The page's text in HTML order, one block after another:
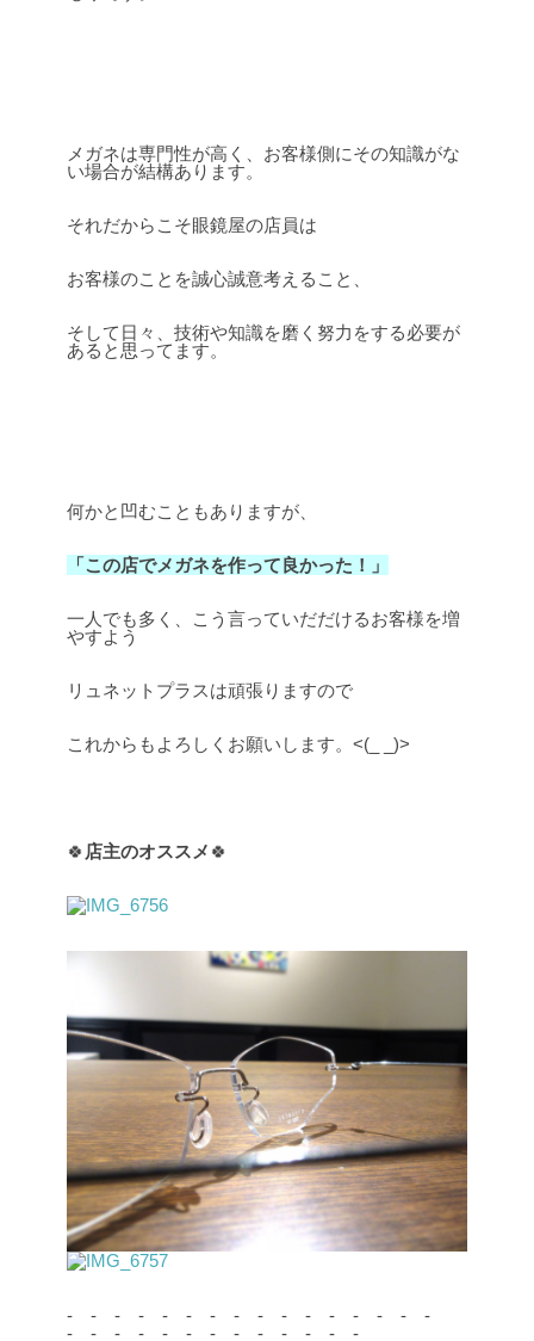
メガネは専門性が高く、お客様側にその知識がな
い場合が結構あります。
それだからこそ眼鏡屋の店員は
お客様のことを誠心誠意考えること、
そして日々、技術や知識を磨く努力をする必要が
あると思ってます。
何かと凹むこともありますが、
「この店でメガネを作って良かった！」
一人でも多く、こう言っていだだけるお客様を増
やすよう
リュネットプラスは頑張りますので
これからもよろしくお願いします。<(_ _)>
🍀 店主のオススメ 🍀
- - - - - - - - - - - - - - - -
- - - - - - - - - - - - -